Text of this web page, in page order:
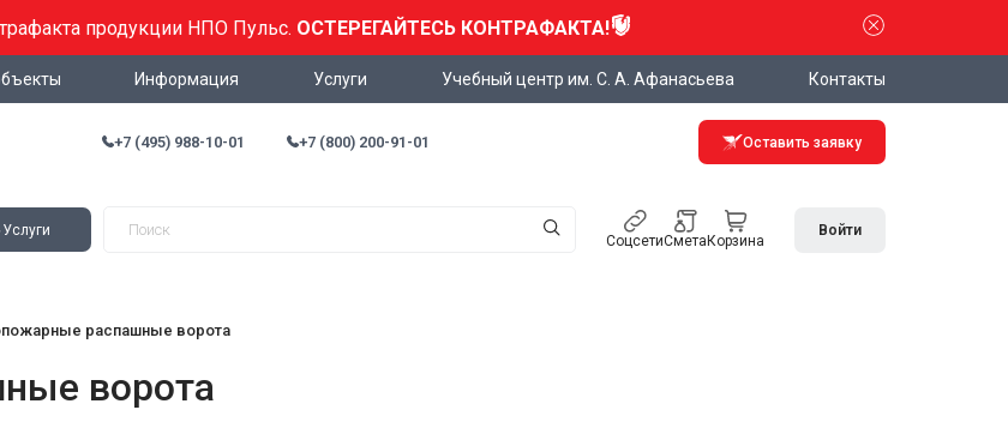
продукции НПО Пульс. ОСТЕРЕГАЙТЕСЬ КОНТРАФАКТА!
Информация Услуги Учебный центр им. С. А. Афанасьева Контакты
+7 (495) 988-10-01 +7 (800) 200-91-01 Оставить заявку
Услуги
СоцсетиСмета Корзина
Войти
распашные ворота
ворота